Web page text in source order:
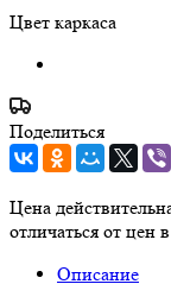
Цвет каркаса
Поделиться
Цена
отличаться от цен
Описание